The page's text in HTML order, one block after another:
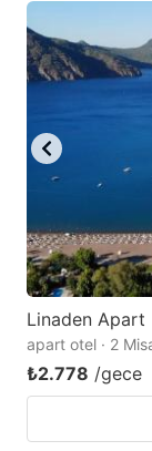
Linaden Apart
apart otel · 2
₺2.778 /gece